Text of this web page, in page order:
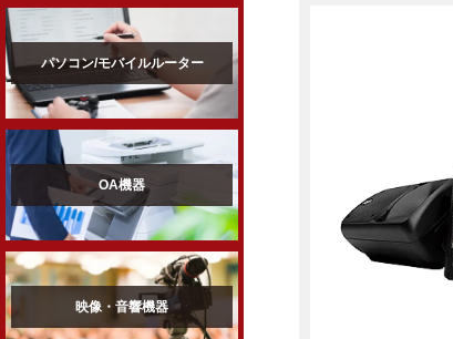
パソコン/モバイルルーター
OA機器
映像・音響機器